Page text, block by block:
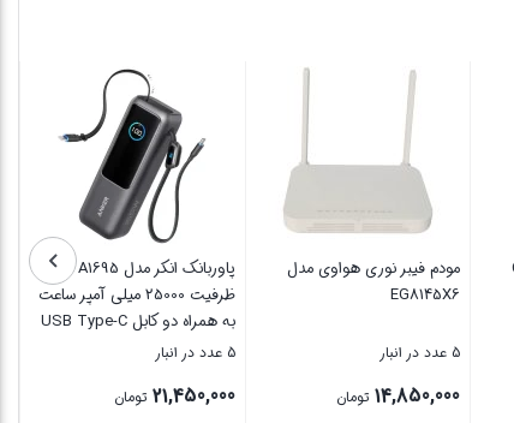
شارژر دیواری کربی CR-R105
19 عدد در انبار
1,068,700 تومان
مودم فیبر نوری هواوی مدل
EG8145X6
5 عدد در انبار
14,850,000 تومان